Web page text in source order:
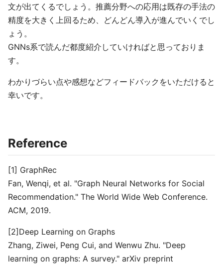
文が出てくるでしょう。推薦分野への応用は既存の手法の
精度を大きく上回るため、どんどん導入が進んでいくでし
ょう。
GNNs系で読んだ都度紹介していければと思っておりま
す。
わかりづらい点や感想などフィードバックをいただけると
幸いです。
Reference
[1] GraphRec
Fan, Wenqi, et al. "Graph Neural Networks for Social
Recommendation." The World Wide Web Conference.
ACM, 2019.
[2]Deep Learning on Graphs
Zhang, Ziwei, Peng Cui, and Wenwu Zhu. "Deep
learning on graphs: A survey." arXiv preprint